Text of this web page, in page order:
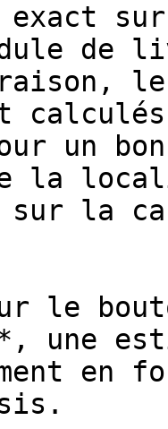
exact
de
un
la
la
le
une
en